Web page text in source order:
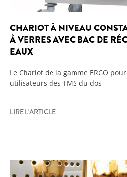
CHARIOT À NIVEAU
À VERRES AVEC BAC DE
EAUX
Le Chariot de la gamme ERGO
utilisateurs des TMS du dos
LIRE L'ARTICLE